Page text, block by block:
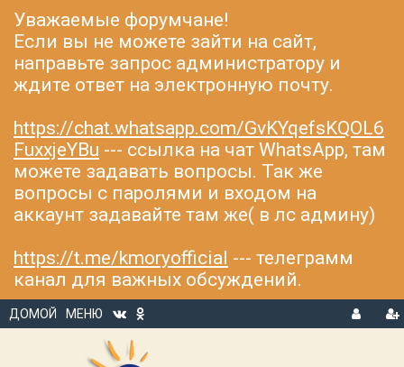
Уважаемые форумчане!
Если вы не можете зайти на сайт,
направьте запрос администратору и
ждите ответ на электронную почту.
https://chat.whatsapp.com/GvKYqefsKQOL6
FuxxjeYBu --- ссылка на чат WhatsApp, там
можете задавать вопросы. Так же
вопросы с паролями и входом на
аккаунт задавайте там же( в лс админу)
https://t.me/kmoryofficial --- телеграмм
канал для важных обсуждений.
ДОМОЙ
МЕНЮ
В
Р